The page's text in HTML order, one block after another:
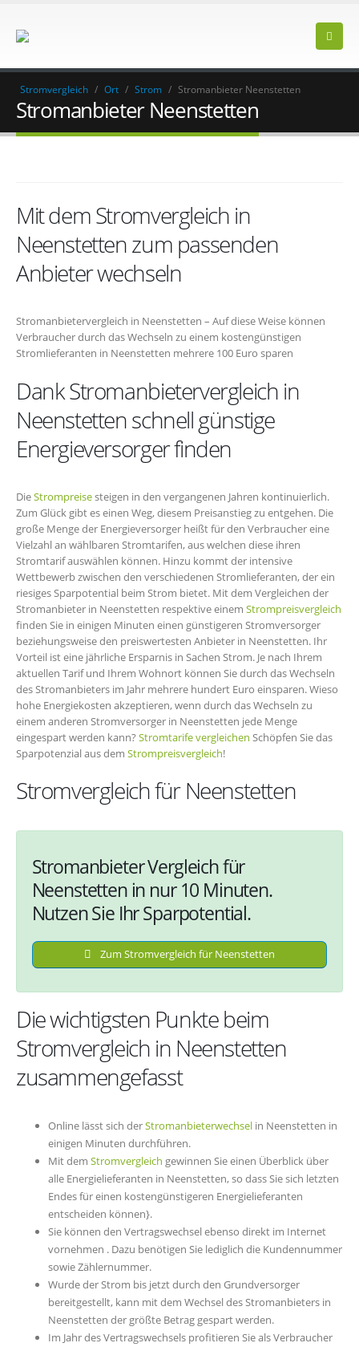
Stromvergleich / Ort / Strom / Stromanbieter Neenstetten
Stromanbieter Neenstetten
Mit dem Stromvergleich in
Neenstetten zum passenden
Anbieter wechseln
Stromanbietervergleich in Neenstetten – Auf diese Weise können
Verbraucher durch das Wechseln zu einem kostengünstigen
Stromlieferanten in Neenstetten mehrere 100 Euro sparen
Dank Stromanbietervergleich in
Neenstetten schnell günstige
Energieversorger finden
DieStrompreisesteigen in den vergangenen Jahren kontinuierlich.
Zum Glück gibt es einen Weg, diesem Preisanstieg zu entgehen. Die
große Menge der Energieversorger heißt für den Verbraucher eine
Vielzahl an wählbaren Stromtarifen, aus welchen diese ihren
Stromtarif auswählen können. Hinzu kommt der intensive
Wettbewerb zwischen den verschiedenen Stromlieferanten, der ein
riesiges Sparpotential beim Strom bietet. Mit dem Vergleichen der
Stromanbieter in Neenstetten respektive einem Strompreisvergleich
finden Sie in einigen Minuten einen günstigeren Stromversorger
beziehungsweise den preiswertesten Anbieter in Neenstetten. Ihr
Vorteil ist eine jährliche Ersparnis in Sachen Strom. Je nach Ihrem
aktuellen Tarif und Ihrem Wohnort können Sie durch das Wechseln
des Stromanbieters im Jahr mehrere hundert Euro einsparen. Wieso
hohe Energiekosten akzeptieren, wenn durch das Wechseln zu
einem anderen Stromversorger in Neenstetten jede Menge
eingespart werden kann? Stromtarife vergleichen Schöpfen Sie das
Sparpotenzial aus dem Strompreisvergleich!
Stromvergleich für Neenstetten
Stromanbieter Vergleich für
Neenstetten in nur 10 Minuten.
Nutzen Sie Ihr Sparpotential.
Zum Stromvergleich für Neenstetten
Die wichtigsten Punkte beim
Stromvergleich in Neenstetten
zusammengefasst
Online lässt sich derStromanbieterwechsel in Neenstetten in
einigen Minuten durchführen.
Mit dem Stromvergleich gewinnen Sie einen Überblick über
alle Energielieferanten in Neenstetten, so dass Sie sich letzten
Endes für einen kostengünstigeren Energielieferanten
entscheiden können}.
Sie können den Vertragswechsel ebenso direkt im Internet
vornehmen . Dazu benötigen Sie lediglich die Kundennummer
sowie Zählernummer.
Wurde der Strom bis jetzt durch den Grundversorger
bereitgestellt, kann mit dem Wechsel des Stromanbieters in
Neenstetten der größte Betrag gespart werden.
Im Jahr des Vertragswechsels profitieren Sie als Verbraucher